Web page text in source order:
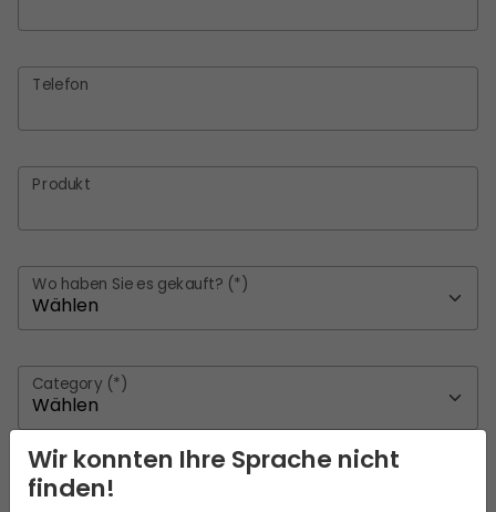
Telefon
Produkt
Wo haben Sie es gekauft? (*)
Category (*)
Nachricht (*)
Wir konnten Ihre Sprache nicht
finden!